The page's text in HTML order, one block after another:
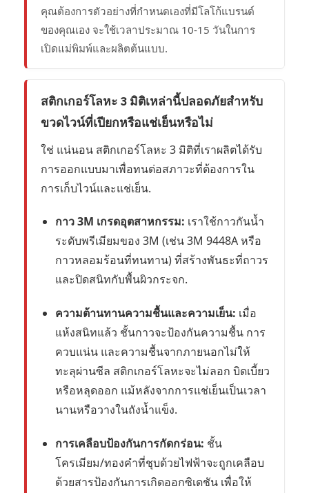
คุณต้องการตัวอย่างที่กำหนดเองที่มีโลโก้แบรนด์
ของคุณเอง จะใช้เวลาประมาณ 10-15 วันในการ
เปิดแม่พิมพ์และผลิตต้นแบบ.
สติกเกอร์โลหะ 3 มิติเหล่านี้ปลอดภัยสำหรับ
ขวดไวน์ที่เปียกหรือแช่เย็นหรือไม่
ใช่ แน่นอน สติกเกอร์โลหะ 3 มิติที่เราผลิตได้รับ
การออกแบบมาเพื่อทนต่อสภาวะที่ต้องการใน
การเก็บไวน์และแช่เย็น.
กาว 3M เกรดอุตสาหกรรม: เราใช้กาวกันน้ำ
ระดับพรีเมียมของ 3M (เช่น 3M 9448A หรือ
กาวหลอมร้อนที่ทนทาน) ที่สร้างพันธะที่ถาวร
และปิดสนิทกับพื้นผิวกระจก.
ความต้านทานความชื้นและความเย็น: เมื่อ
แห้งสนิทแล้ว ชั้นกาวจะป้องกันความชื้น การ
ควบแน่น และความชื้นจากภายนอกไม่ให้
ทะลุผ่านซีล สติกเกอร์โลหะจะไม่ลอก บิดเบี้ยว
หรือหลุดออก แม้หลังจากการแช่เย็นเป็นเวลา
นานหรือวางในถังน้ำแข็ง.
การเคลือบป้องกันการกัดกร่อน: ชั้น
โครเมียม/ทองคำที่ชุบด้วยไฟฟ้าจะถูกเคลือบ
ด้วยสารป้องกันการเกิดออกซิเดชัน เพื่อให้